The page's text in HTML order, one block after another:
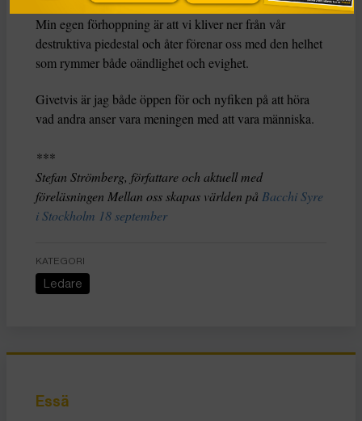
Min egen förhoppning är att vi kliver ner från vår
destruktiva piedestal och åter förenar oss med den helhet
som rymmer både oändlighet och evighet.
Givetvis är jag både öppen för och nyfiken på att höra
vad andra anser vara meningen med att vara människa.
***
Stefan Strömberg, författare och aktuell med
föreläsningen Mellan oss skapas världen på Bacchi Syre
i Stockholm 18 september
KATEGORI
Ledare
Essä